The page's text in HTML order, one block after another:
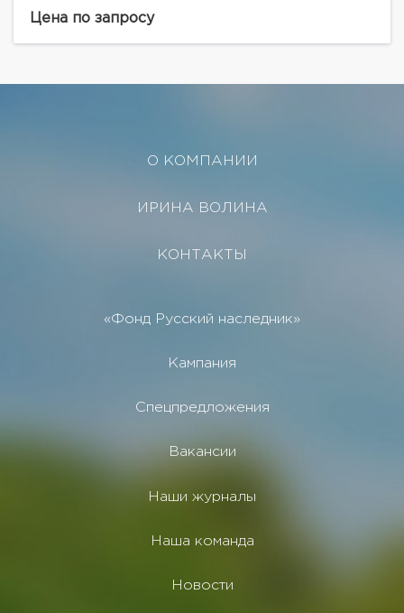
Цена по запросу
О КОМПАНИИ
ИРИНА ВОЛИНА
КОНТАКТЫ
«Фонд Русский наследник»
Кампания
Спецпредложения
Вакансии
Наши журналы
Наша команда
Новости